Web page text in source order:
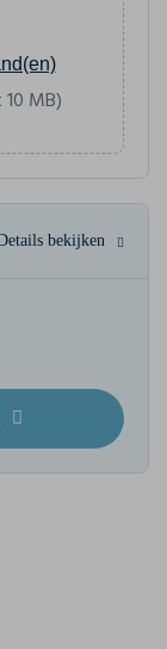
10 MB)
bekijken